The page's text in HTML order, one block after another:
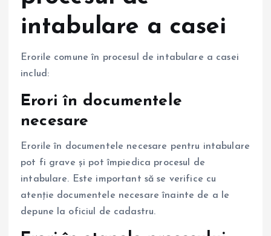
intabulare a casei
Erorile comune în procesul de intabulare a casei
includ:
Erori în documentele
necesare
Erorile în documentele necesare pentru intabulare
pot fi grave și pot împiedica procesul de
intabulare. Este important să se verifice cu
atenție documentele necesare înainte de a le
depune la oficiul de cadastru.